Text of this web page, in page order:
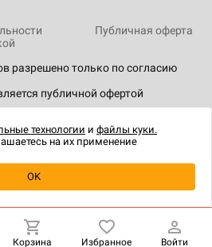
Купить
разрешено только по согласию
публичной офертой
Публичная оферта
Корзина Избранное Войти
технологии и файлы куки.
на их применение
OK